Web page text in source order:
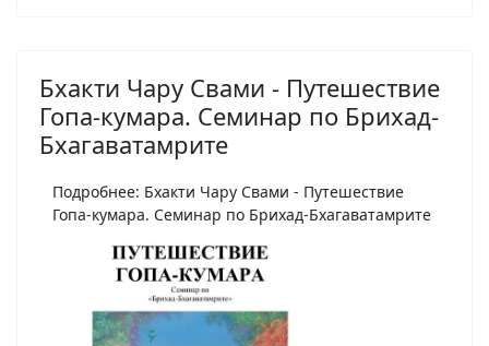
Бхакти Чару Свами - Путешествие
Гопа-кумара. Семинар по Брихад-
Бхагаватамрите
Подробнее: Бхакти Чару Свами - Путешествие
Гопа-кумара. Семинар по Брихад-Бхагаватамрите